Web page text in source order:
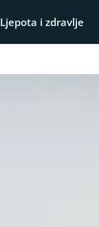
Ljepota i zdravlje